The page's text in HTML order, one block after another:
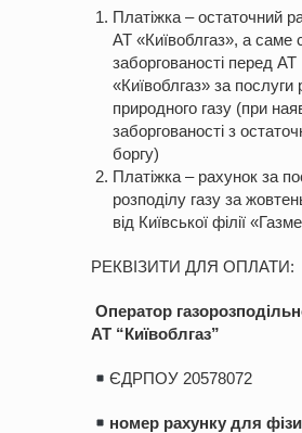
Платіжка – остаточний
АТ «Київоблгаз», а саме
заборгованості перед АТ
«Київоблгаз» за послуги
природного газу (при
заборгованості з
боргу)
Платіжка – рахунок за
розподілу газу за
від Київської філії
РЕКВІЗИТИ ДЛЯ ОПЛАТИ:
Оператор
АТ “Київоблгаз”
ЄДРПОУ 20578072
номер рахунку для